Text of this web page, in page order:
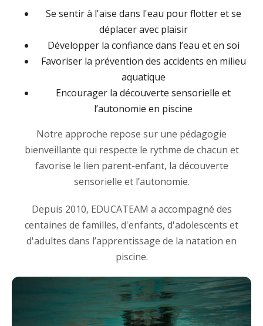
Se sentir à l'aise dans l'eau pour flotter et se
déplacer avec plaisir
Développer la confiance dans l’eau et en soi
Favoriser la prévention des accidents en milieu
aquatique
Encourager la découverte sensorielle et
l’autonomie en piscine
Notre approche repose sur une pédagogie
bienveillante qui respecte le rythme de chacun et
favorise le lien parent-enfant, la découverte
sensorielle et l’autonomie.
Depuis 2010, EDUCATEAM a accompagné des
centaines de familles, d'enfants, d'adolescents et
d'adultes dans l’apprentissage de la natation en
piscine.